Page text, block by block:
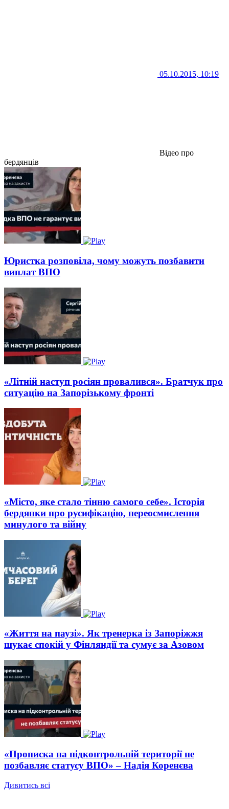
05.10.2015, 10:19
Відео про
бердянців
Юристка розповіла, чому можуть позбавити
виплат ВПО
«Літній наступ росіян провалився». Братчук про
ситуацію на Запорізькому фронті
«Місто, яке стало тінню самого себе». Історія
бердянки про русифікацію, переосмислення
минулого та війну
«Життя на паузі». Як тренерка із Запоріжжя
шукає спокій у Фінляндії та сумує за Азовом
«Прописка на підконтрольній території не
позбавляє статусу ВПО» – Надія Коренєва
Дивитись всі